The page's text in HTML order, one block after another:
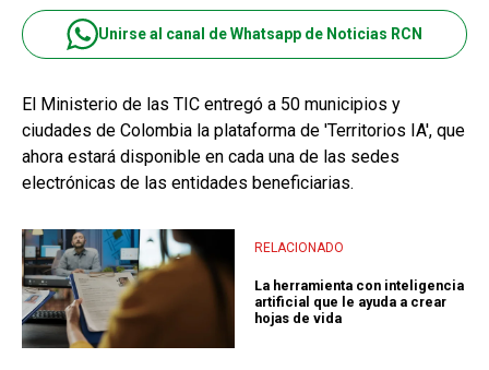
Unirse al canal de Whatsapp de Noticias RCN
El Ministerio de las TIC entregó a 50 municipios y
ciudades de Colombia la plataforma de 'Territorios IA', que
ahora estará disponible en cada una de las sedes
electrónicas de las entidades beneficiarias.
RELACIONADO
La herramienta con inteligencia
artificial que le ayuda a crear
hojas de vida